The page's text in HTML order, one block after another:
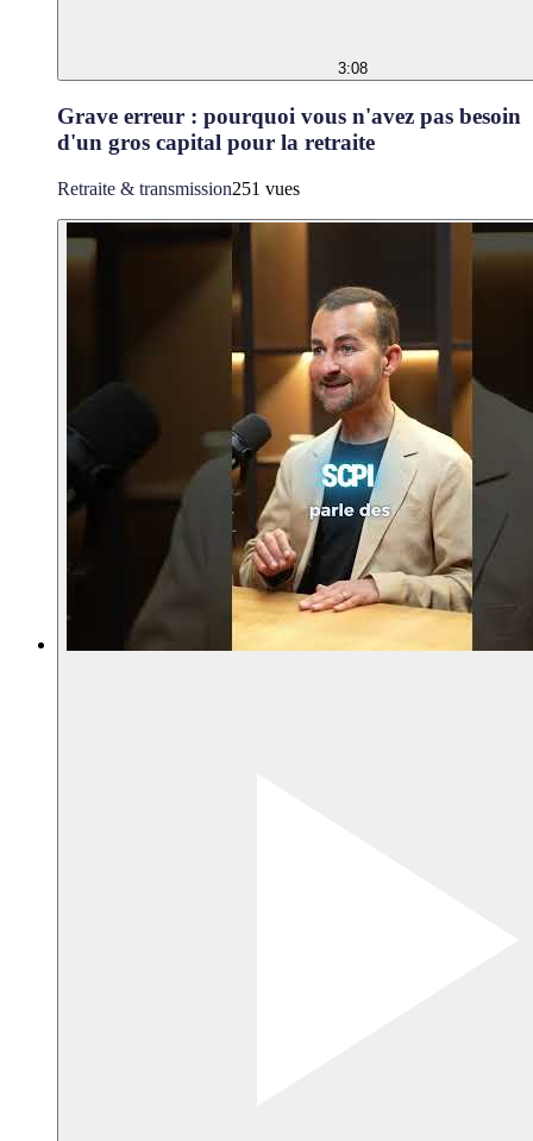
3:08
Grave erreur : pourquoi vous n'avez pas besoin
d'un gros capital pour la retraite
Retraite & transmission251 vues